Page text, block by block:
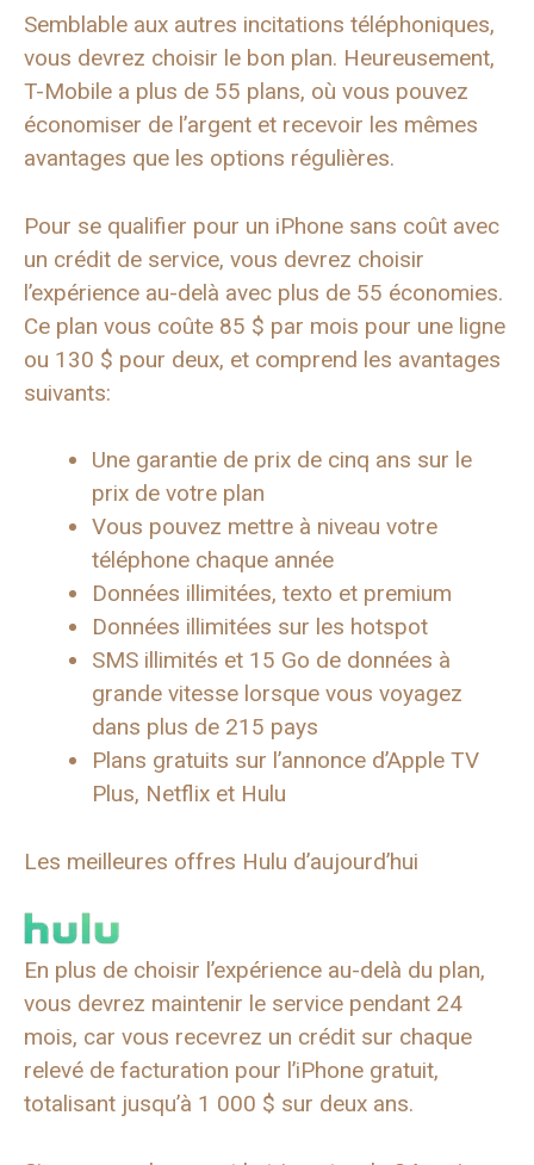
Semblable aux autres incitations téléphoniques,
vous devrez choisir le bon plan. Heureusement,
T-Mobile a plus de 55 plans, où vous pouvez
économiser de l’argent et recevoir les mêmes
avantages que les options régulières.
Pour se qualifier pour un iPhone sans coût avec
un crédit de service, vous devrez choisir
l’expérience au-delà avec plus de 55 économies.
Ce plan vous coûte 85 $ par mois pour une ligne
ou 130 $ pour deux, et comprend les avantages
suivants:
Une garantie de prix de cinq ans sur le
prix de votre plan
Vous pouvez mettre à niveau votre
téléphone chaque année
Données illimitées, texto et premium
Données illimitées sur les hotspot
SMS illimités et 15 Go de données à
grande vitesse lorsque vous voyagez
dans plus de 215 pays
Plans gratuits sur l’annonce d’Apple TV
Plus, Netflix et Hulu
Les meilleures offres Hulu d’aujourd’hui
En plus de choisir l’expérience au-delà du plan,
vous devrez maintenir le service pendant 24
mois, car vous recevrez un crédit sur chaque
relevé de facturation pour l’iPhone gratuit,
totalisant jusqu’à 1 000 $ sur deux ans.